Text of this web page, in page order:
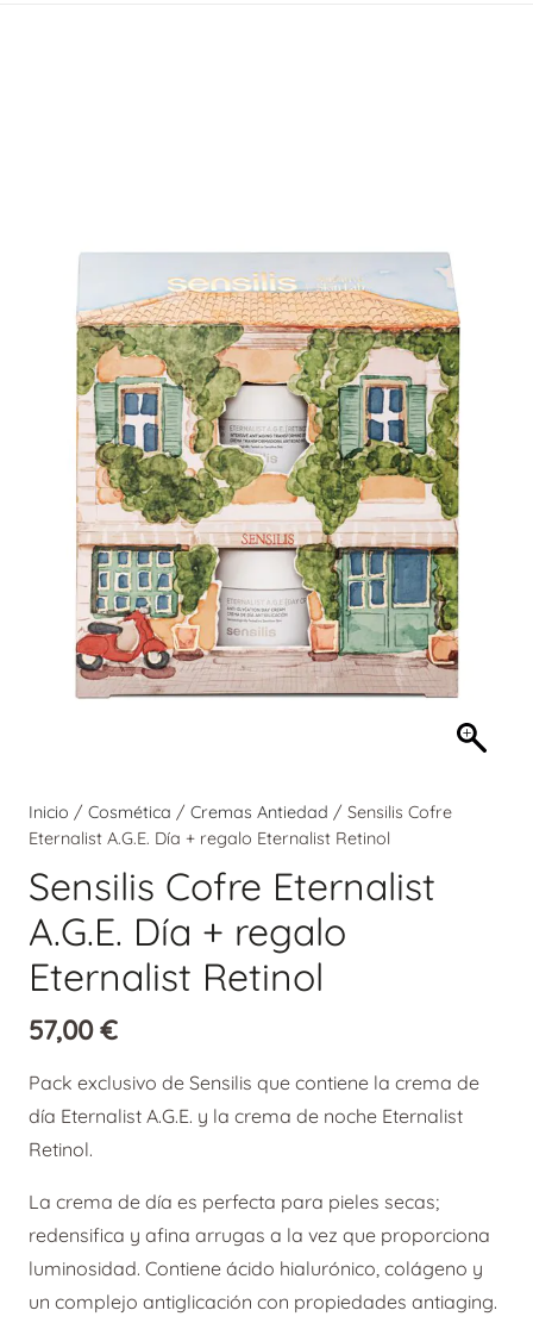
Inicio / Cosmética / Cremas Antiedad / Sensilis Cofre
Eternalist A.G.E. Día + regalo Eternalist Retinol
Sensilis Cofre Eternalist
A.G.E. Día + regalo
Eternalist Retinol
57,00€
Pack exclusivo de Sensilis que contiene la crema de
día Eternalist A.G.E. y la crema de noche Eternalist
Retinol.
La crema de día es perfecta para pieles secas;
redensifica y afina arrugas a la vez que proporciona
luminosidad. Contiene ácido hialurónico, colágeno y
un complejo antiglicación con propiedades antiaging.